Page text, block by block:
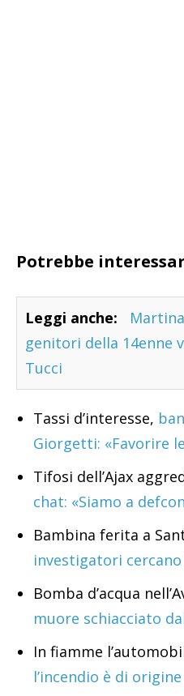
Potrebbe
Leggi anche:
genitori della 14enne
Tucci
Tassi d’interesse,
Giorgetti: «Favorire
Tifosi dell’Ajax
chat: «Siamo a
Bambina ferita a
investigatori
Bomba d’acqua
muore schiacciato
In fiamme
l’incendio è di